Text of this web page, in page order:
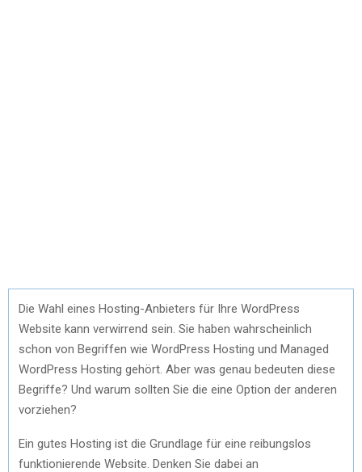
Die Wahl eines Hosting-Anbieters für Ihre WordPress
Website kann verwirrend sein. Sie haben wahrscheinlich
schon von Begriffen wie WordPress Hosting und Managed
WordPress Hosting gehört. Aber was genau bedeuten diese
Begriffe? Und warum sollten Sie die eine Option der anderen
vorziehen?
Ein gutes Hosting ist die Grundlage für eine reibungslos
funktionierende Website. Denken Sie dabei an